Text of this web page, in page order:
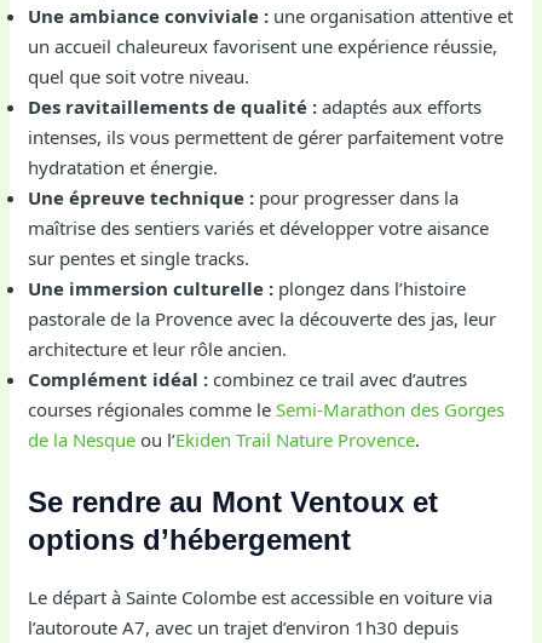
Une ambiance conviviale : une organisation attentive et
un accueil chaleureux favorisent une expérience réussie,
quel que soit votre niveau.
Des ravitaillements de qualité : adaptés aux efforts
intenses, ils vous permettent de gérer parfaitement votre
hydratation et énergie.
Une épreuve technique : pour progresser dans la
maîtrise des sentiers variés et développer votre aisance
sur pentes et single tracks.
Une immersion culturelle : plongez dans l’histoire
pastorale de la Provence avec la découverte des jas, leur
architecture et leur rôle ancien.
Complément idéal : combinez ce trail avec d’autres
courses régionales comme leSemi-Marathon des Gorges
de la Nesque ou l’Ekiden Trail Nature Provence.
Se rendre au Mont Ventoux et
options d’hébergement
Le départ à Sainte Colombe est accessible en voiture via
l’autoroute A7, avec un trajet d’environ 1h30 depuis